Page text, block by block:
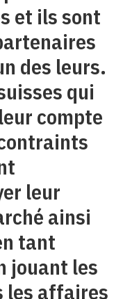
et ils sont
des leurs.
qui
compte
leur
ainsi
tant
jouant les
les affaires